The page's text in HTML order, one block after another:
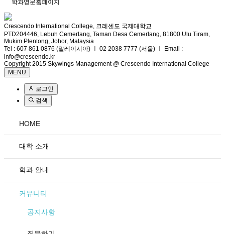
학과영문홈페이지
Crescendo International College, 크레센도 국제대학교
PTD204446, Lebuh Cemerlang, Taman Desa Cemerlang, 81800 Ulu Tiram,
Mukim Plentong, Johor, Malaysia
Tel : 607 861 0876 (말레이시아) ㅣ 02 2038 7777 (서울) ㅣ Email :
info@crescendo.kr
Copyright 2015 Skywings Management @ Crescendo International College
MENU
로그인
검색
HOME
대학 소개
학과 안내
커뮤니티
공지사항